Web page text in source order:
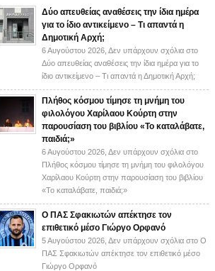
Δύο απευθείας αναθέσεις την ίδια ημέρα
για το ίδιο αντικείμενο – Τι απαντά η
Δημοτική Αρχή;
6 Αυγούστου 2026, Δεν υπάρχουν σχόλια στο
Δύο απευθείας αναθέσεις την ίδια ημέρα για το
ίδιο αντικείμενο – Τι απαντά η Δημοτική Αρχή;
Πλήθος κόσμου τίμησε τη μνήμη του
φιλολόγου Χαρίλαου Κούρτη στην
παρουσίαση του βιβλίου «Το καταλάβατε,
παιδιά;»
6 Αυγούστου 2026, Δεν υπάρχουν σχόλια στο
Πλήθος κόσμου τίμησε τη μνήμη του φιλολόγου
Χαρίλαου Κούρτη στην παρουσίαση του βιβλίου
«Το καταλάβατε, παιδιά;»
Ο ΠΑΣ Σφακιωτών απέκτησε τον
επιθετικό μέσο Γιώργο Ορφανό
5 Αυγούστου 2026, Δεν υπάρχουν σχόλια στο Ο
ΠΑΣ Σφακιωτών απέκτησε τον επιθετικό μέσο
Γιώργο Ορφανό